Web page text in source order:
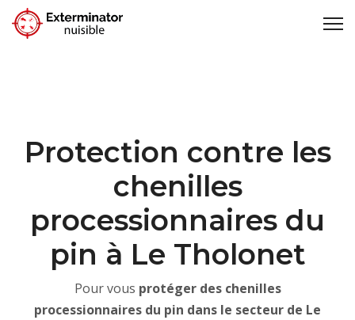
Protection contre les
chenilles
processionnaires du
pin à Le Tholonet
Pour vous protéger des chenilles
processionnaires du pin dans le secteur de Le